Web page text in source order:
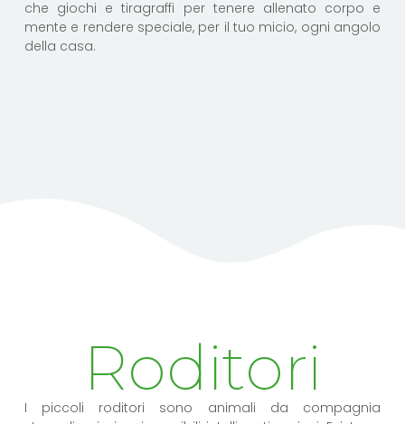
che giochi e tiragraffi per tenere allenato corpo e
mente e rendere speciale, per il tuo micio, ogni angolo
della casa.
Roditori
I piccoli roditori sono animali da compagnia